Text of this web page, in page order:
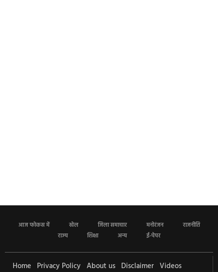
आज फोकस में खेल जिला समाचार मनोरंजन
राजनीति
राज्य
शिक्षा अन्य ई-पेपर
Home Privacy Policy About us Disclaimer Videos